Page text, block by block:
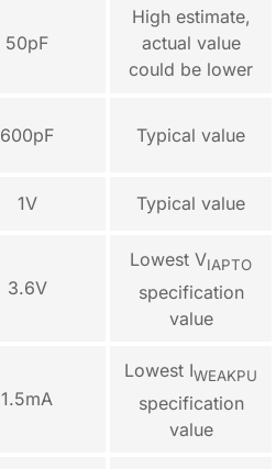
50pF
High estimate,
actual value
could be lower
600pF Typical value
1V Typical value
3.6V
Lowest VIAPTO
specification
value
1.5mA
Lowest IWEAKPU
specification
value